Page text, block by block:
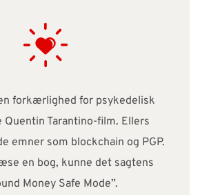
forkærlighed for psykedelisk
Quentin Tarantino-film. Ellers
emner som blockchain og PGP.
en bog, kunne det sagtens
Money Safe Mode”.